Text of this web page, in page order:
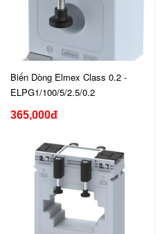
Biến Dòng Elmex Class 0.2 -
ELPG1/100/5/2.5/0.2
365,000đ